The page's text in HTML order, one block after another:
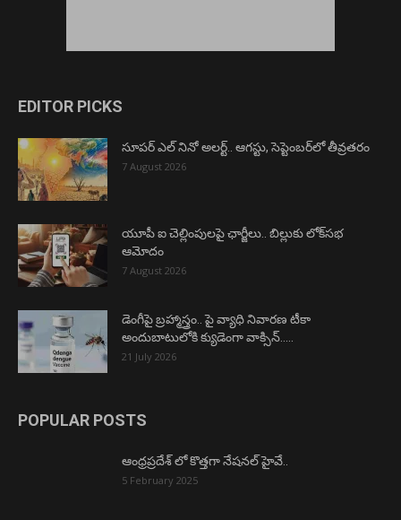
EDITOR PICKS
సూపర్ ఎల్ నినో అలర్ట్.. ఆగస్టు, సెప్టెంబర్‌లో తీవ్రతరం
7 August 2026
యూపీ ఐ చెల్లింపులపై ఛార్జీలు.. బిల్లుకు లోక్‌సభ
ఆమోదం
7 August 2026
డెంగీపై బ్రహ్మాస్త్రం.. పై వ్యాధి నివారణ టీకా
అందుబాటులోకి క్యుడెంగా వాక్సిన్…..
21 July 2026
POPULAR POSTS
ఆంధ్రప్రదేశ్ లో కొత్తగా నేషనల్ హైవే..
5 February 2025